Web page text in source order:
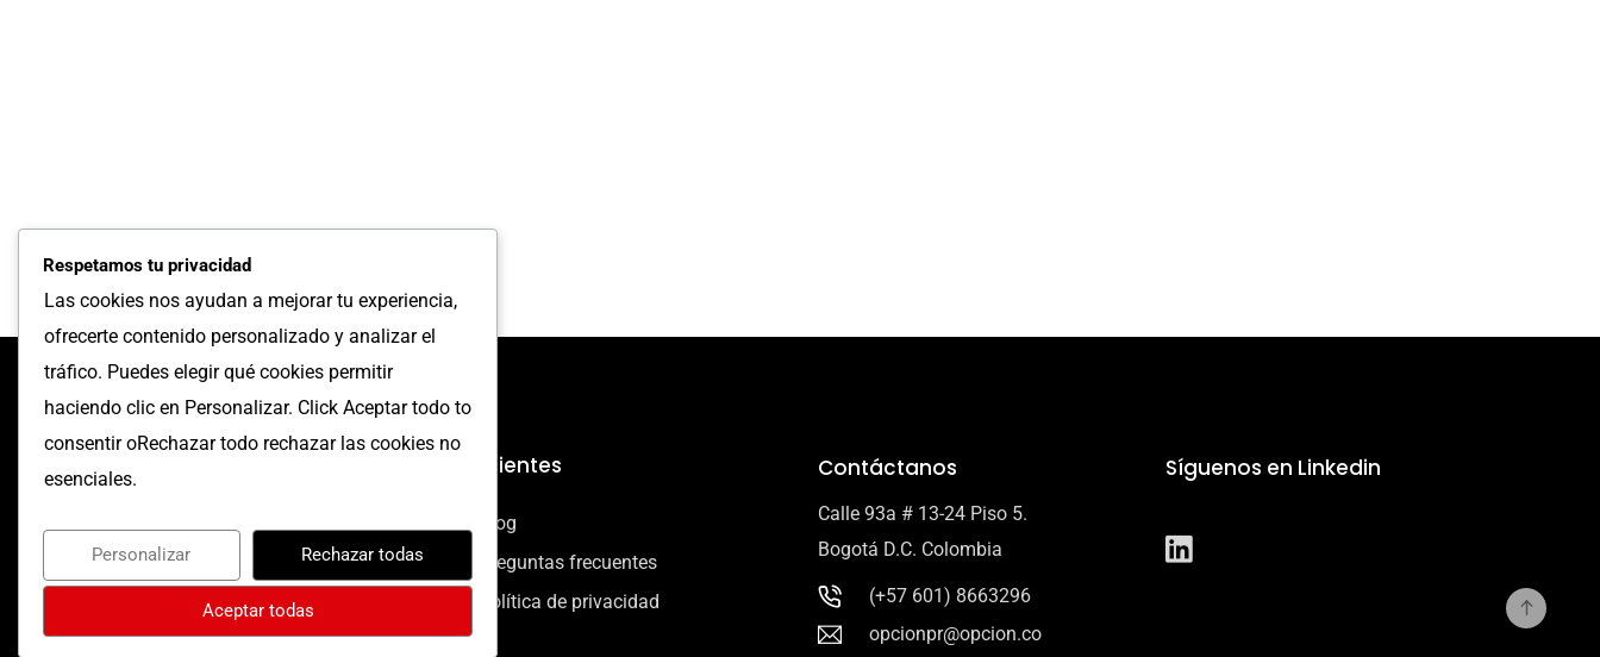
Contáctanos
Clientes
Blog
Preguntas frecuentes
Política de privacidad
Contáctanos
Calle 93a # 13-24 Piso 5.
Bogotá D.C. Colombia
(+57 601) 8663296
opcionpr@opcion.co
Síguenos en Linkedin
Respetamos tu privacidad
Las cookies nos ayudan a mejorar tu experiencia,
ofrecerte contenido personalizado y analizar el
tráfico. Puedes elegir qué cookies permitir
haciendo clic en Personalizar. Click Aceptar todo to
consentir oRechazar todo rechazar las cookies no
esenciales.
Personalizar Rechazar todas
Aceptar todas